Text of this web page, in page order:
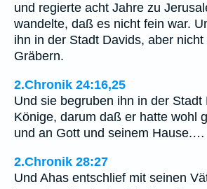
und regierte acht Jahre zu
wandelte, daß es nicht fein war.
ihn in der Stadt Davids, aber
Gräbern.
2.Chronik 24:16,25
Und sie begruben ihn in der Stadt
Könige, darum daß er hatte wohl
und an Gott und seinem Hause.…
2.Chronik 28:27
Und Ahas entschlief mit seinen